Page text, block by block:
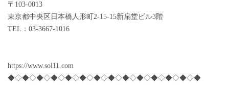
〒103-0013
東京都中央区日本橋人形町2-15-15新扇堂ビル3階
TEL：03-3667-1016
https://www.sol11.com
◆◇◆◇◆◇◆◇◆◇◆◇◆◇◆◇◆◇◆◇◆◇◆◇◆◇◆